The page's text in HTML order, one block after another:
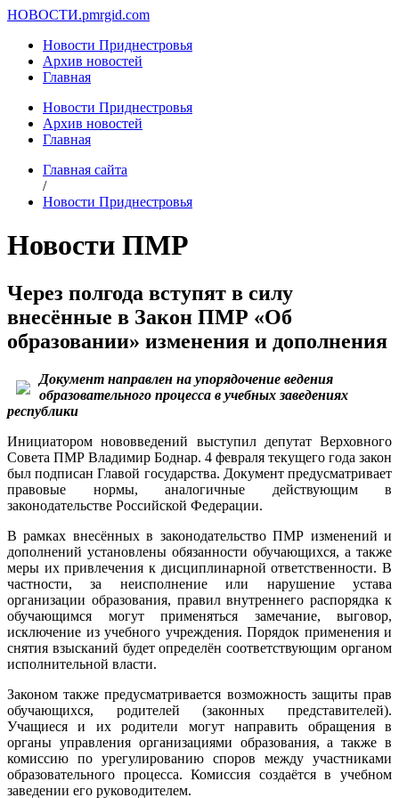
НОВОСТИ.pmrgid.com
Новости Приднестровья
Архив новостей
Главная
Новости Приднестровья
Архив новостей
Главная
Главная сайта
/
Новости Приднестровья
Новости ПМР
Через полгода вступят в силу
внесённые в Закон ПМР «Об
образовании» изменения и дополнения
Документ направлен на упорядочение ведения
образовательного процесса в учебных заведениях
республики
Инициатором нововведений выступил депутат Верховного
Совета ПМР Владимир Боднар. 4 февраля текущего года закон
был подписан Главой государства. Документ предусматривает
правовые нормы, аналогичные действующим в
законодательстве Российской Федерации.
В рамках внесённых в законодательство ПМР изменений и
дополнений установлены обязанности обучающихся, а также
меры их привлечения к дисциплинарной ответственности. В
частности, за неисполнение или нарушение устава
организации образования, правил внутреннего распорядка к
обучающимся могут применяться замечание, выговор,
исключение из учебного учреждения. Порядок применения и
снятия взысканий будет определён соответствующим органом
исполнительной власти.
Законом также предусматривается возможность защиты прав
обучающихся, родителей (законных представителей).
Учащиеся и их родители могут направить обращения в
органы управления организациями образования, а также в
комиссию по урегулированию споров между участниками
образовательного процесса. Комиссия создаётся в учебном
заведении его руководителем.